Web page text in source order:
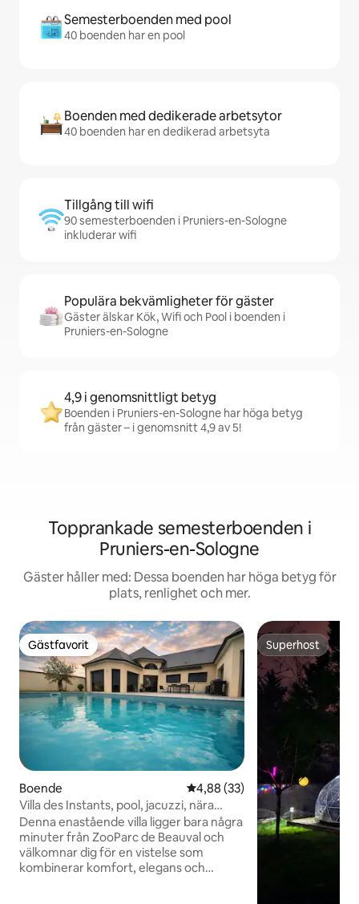
Semesterboenden med pool
40 boenden har en pool
Boenden med dedikerade arbetsytor
40 boenden har en dedikerad arbetsyta
Tillgång till wifi
90 semesterboenden i Pruniers-en-Sologne
inkluderar wifi
Populära bekvämligheter för gäster
Gäster älskar Kök, Wifi och Pool i boenden i
Pruniers-en-Sologne
4,9 i genomsnittligt betyg
Boenden i Pruniers-en-Sologne har höga betyg
från gäster – i genomsnitt 4,9 av 5!
Topprankade semesterboenden i
Pruniers-en-Sologne
Gäster håller med: Dessa boenden har höga betyg för
plats, renlighet och mer.
Gästfavorit
Gästfavorit
Boende 4,88 av 5 i genomsnittligt
4,88 (33)
Villa des Instants, pool, jacuzzi, nära
Beauval
Denna enastående villa ligger bara några
minuter från ZooParc de Beauval och
välkomnar dig för en vistelse som
kombinerar komfort, elegans och
Superhost
Superhost